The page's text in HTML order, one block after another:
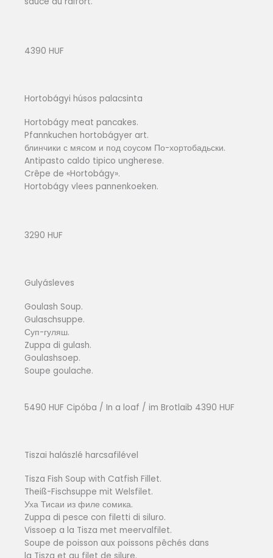
4390 HUF
Hortobágyi húsos palacsinta
Hortobágy meat pancakes.
Pfannkuchen hortobágyer art.
блинчики с мясом и под соусом По-хортобадьски.
Antipasto caldo tipico ungherese.
Crêpe de «Hortobágy».
Hortobágy vlees pannenkoeken.
3290 HUF
Gulyásleves
Goulash Soup.
Gulaschsuppe.
Суп-гуляш.
Zuppa di gulash.
Goulashsoep.
Soupe goulache.
5490 HUF Cipóba / In a loaf / im Brotlaib 4390 HUF
Tiszai halászlé harcsafilével
Tisza Fish Soup with Catfish Fillet.
Theiß-Fischsuppe mit Welsfilet.
Уха Тисаи из филе сомика.
Zuppa di pesce con filetti di siluro.
Vissoep a la Tisza met meervalfilet.
Soupe de poisson aux poissons pêchés dans